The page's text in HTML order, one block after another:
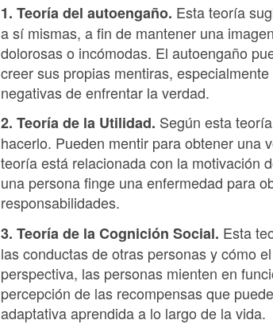
1. Teoría del autoengaño. Esta teoría
a sí mismas, a fin de mantener una
dolorosas o incómodas. El autoengaño
creer sus propias mentiras,
negativas de enfrentar la verdad.
2. Teoría de la Utilidad. Según esta
hacerlo. Pueden mentir para obtener una
teoría está relacionada con la motivación
una persona finge una enfermedad para
responsabilidades.
3. Teoría de la Cognición Social. Esta
las conductas de otras personas y cómo
perspectiva, las personas mienten en
percepción de las recompensas que
adaptativa aprendida a lo largo de la vida.